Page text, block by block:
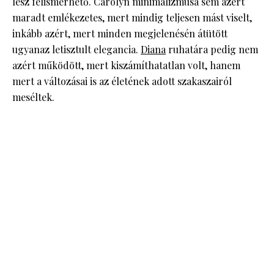
maradt emlékezetes, mert mindig teljesen mást viselt,
inkább azért, mert minden megjelenésén átütött
ugyanaz letisztult elegancia. Dianaruhatára pedig nem
azért működött, mert kiszámíthatatlan volt, hanem
mert a változásai is az életének adott szakaszairól
meséltek.